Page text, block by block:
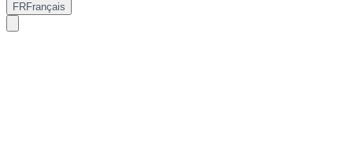
FRFrançais